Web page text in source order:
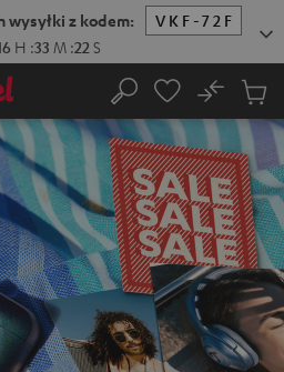
Szukaj
No
w